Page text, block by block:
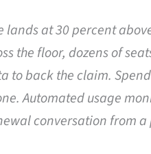
at 30 percent
the floor, dozens of
to back the claim.
Automated usage
conversation from